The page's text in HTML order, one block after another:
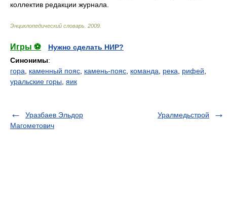
коллектив редакции журнала.
Энциклопедический словарь 2009
Игры ⚽
Нужно сделать НИР?
Синонимы:
гора, каменный пояс, камень-пояс, команда, река, рифей,
уральские горы, яик
Уразбаев Эльдор
Магометович
Уралмедьстрой